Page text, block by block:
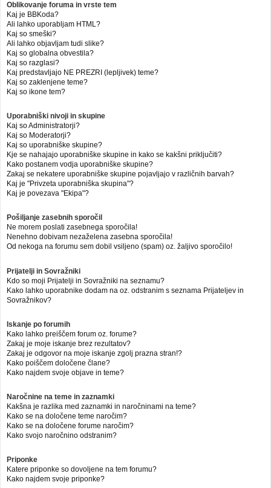
Oblikovanje foruma in vrste tem
Kaj je BBKoda?
Ali lahko uporabljam HTML?
Kaj so smeški?
Ali lahko objavljam tudi slike?
Kaj so globalna obvestila?
Kaj so razglasi?
Kaj predstavljajo NE PREZRI (lepljivek) teme?
Kaj so zaklenjene teme?
Kaj so ikone tem?
Uporabniški nivoji in skupine
Kaj so Administratorji?
Kaj so Moderatorji?
Kaj so uporabniške skupine?
Kje se nahajajo uporabniške skupine in kako se kakšni priključiti?
Kako postanem vodja uporabniške skupine?
Zakaj se nekatere uporabniške skupine pojavljajo v različnih barvah?
Kaj je "Privzeta uporabniška skupina"?
Kaj je povezava "Ekipa"?
Pošiljanje zasebnih sporočil
Ne morem poslati zasebnega sporočila!
Nenehno dobivam nezaželena zasebna sporočila!
Od nekoga na forumu sem dobil vsiljeno (spam) oz. žaljivo sporočilo!
Prijatelji in Sovražniki
Kdo so moji Prijatelji in Sovražniki na seznamu?
Kako lahko uporabnike dodam na oz. odstranim s seznama Prijateljev in
Sovražnikov?
Iskanje po forumih
Kako lahko preiščem forum oz. forume?
Zakaj je moje iskanje brez rezultatov?
Zakaj je odgovor na moje iskanje zgolj prazna stran!?
Kako poiščem določene člane?
Kako najdem svoje objave in teme?
Naročnine na teme in zaznamki
Kakšna je razlika med zaznamki in naročninami na teme?
Kako se na določene teme naročim?
Kako se na določene forume naročim?
Kako svojo naročnino odstranim?
Priponke
Katere priponke so dovoljene na tem forumu?
Kako najdem svoje priponke?